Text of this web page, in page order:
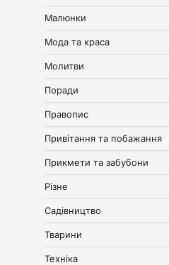
Малюнки
Мода та краса
Молитви
Поради
Правопис
Привітання та побажання
Прикмети та забубони
Різне
Садівництво
Тварини
Техніка